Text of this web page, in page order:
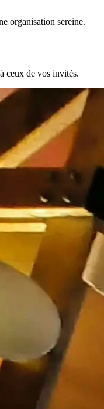
organisation sereine.
ceux de vos invités.